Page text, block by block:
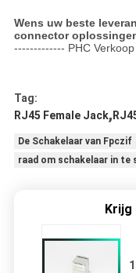
Wens uw beste
connector
------------- PHC
Tag:
RJ45 Female Jack,
De Schakelaar van Fpczif
raad om schakelaar in te